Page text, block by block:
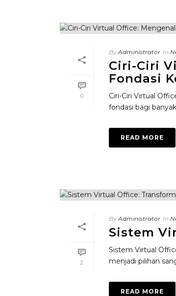
0
By Administrator In
Ciri-Ciri
Fondasi
Ciri-Ciri Virtual
fondasi bagi
READ MORE
2
By Administrator In
Sistem
Sistem Virtual
menjadi pilihan
READ MORE